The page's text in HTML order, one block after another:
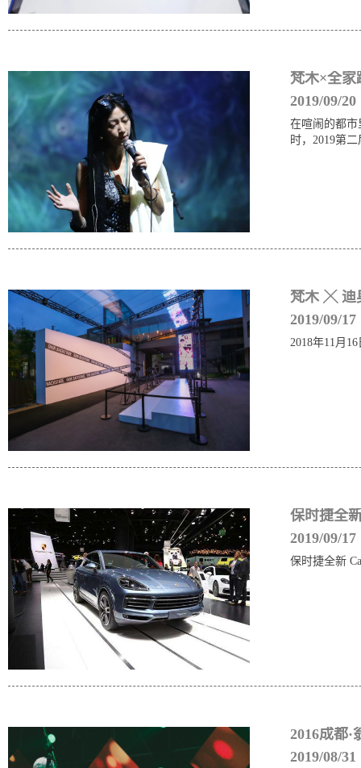
梵木×全家
2019/09/20
在喧闹的都
时，2019第
梵木 ╳ 迪
2019/09/17
2018年11月
保时捷全
2019/09/17
保时捷全新
2016成都
2019/08/31